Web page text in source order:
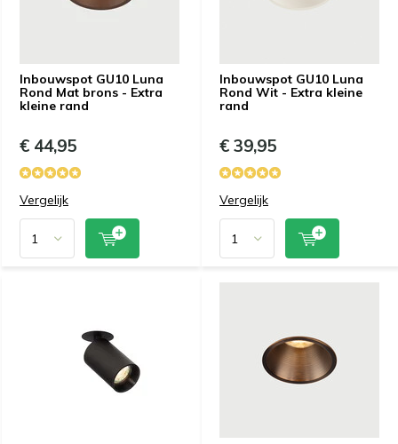
Inbouwspot GU10 Luna
Rond Mat brons - Extra
kleine rand
€ 44,95
Vergelijk
Inbouwspot GU10 Luna
Rond Wit - Extra kleine
rand
€ 39,95
Vergelijk